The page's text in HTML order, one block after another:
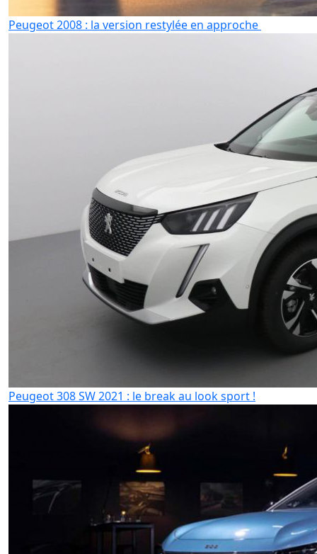
Peugeot 2008 : la version restylée en approche
Peugeot 308 SW 2021 : le break au look sport !